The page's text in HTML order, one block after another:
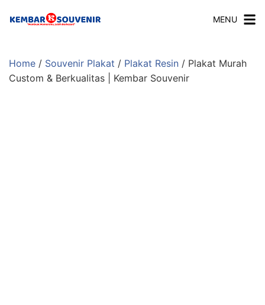
MENU
Home / Souvenir Plakat / Plakat Resin / Plakat Murah
Custom & Berkualitas | Kembar Souvenir